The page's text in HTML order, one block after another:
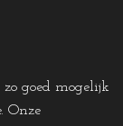
goed mogelijk
Onze